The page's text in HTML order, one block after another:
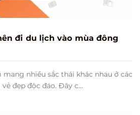
đi du lịch vào mùa đông
nhiều sắc thái khác nhau ở các
đẹp độc đáo. Đây c...